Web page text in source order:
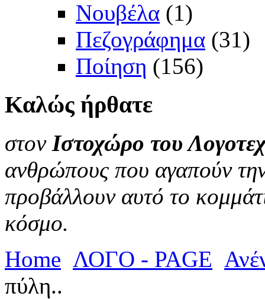
Νουβέλα (1)
Πεζογράφημα (31)
Ποίηση (156)
Καλώς ήρθατε
στον Ιστοχώρο του
ανθρώπους που αγαπούν
προβάλλουν αυτό το
κόσμο.
Home ΛΟΓΟ - PAGE
πύλη..